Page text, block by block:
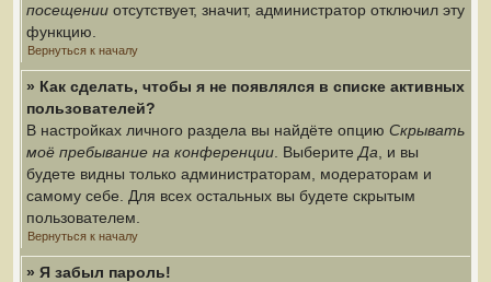
посещении отсутствует, значит, администратор отключил эту
функцию.
Вернуться к началу
» Как сделать, чтобы я не появлялся в списке активных
пользователей?
В настройках личного раздела вы найдёте опцию Скрывать
моё пребывание на конференции . Выберите Да , и вы
будете видны только администраторам, модераторам и
самому себе. Для всех остальных вы будете скрытым
пользователем.
Вернуться к началу
» Я забыл пароль!